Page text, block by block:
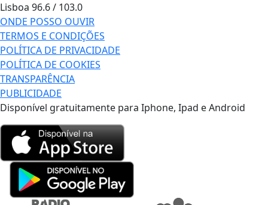
Lisboa 96.6 / 103.0
ONDE POSSO OUVIR
TERMOS E CONDIÇÕES
POLÍTICA DE PRIVACIDADE
POLÍTICA DE COOKIES
TRANSPARÊNCIA
PUBLICIDADE
Disponível gratuitamente para Iphone, Ipad e Android